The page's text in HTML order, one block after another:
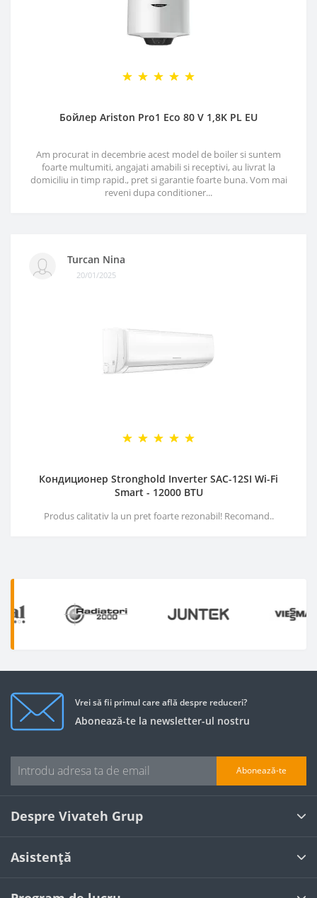
Бойлер Ariston Pro1 Eco 80 V 1,8K PL EU
Am procurat in decembrie acest model de boiler si suntem
foarte multumiti, angajati amabili si receptivi, au livrat la
domiciliu in timp rapid., pret si garantie foarte buna. Vom mai
reveni dupa conditioner...
Turcan Nina
20/01/2025
Кондиционер Stronghold Inverter SAC-12SI Wi-Fi
Smart - 12000 BTU
Produs calitativ la un pret foarte rezonabil! Recomand..
Vrei să fii primul care află despre reduceri?
Abonează-te la newsletter-ul nostru
Abonează-te
Despre Vivateh Grup
Asistență